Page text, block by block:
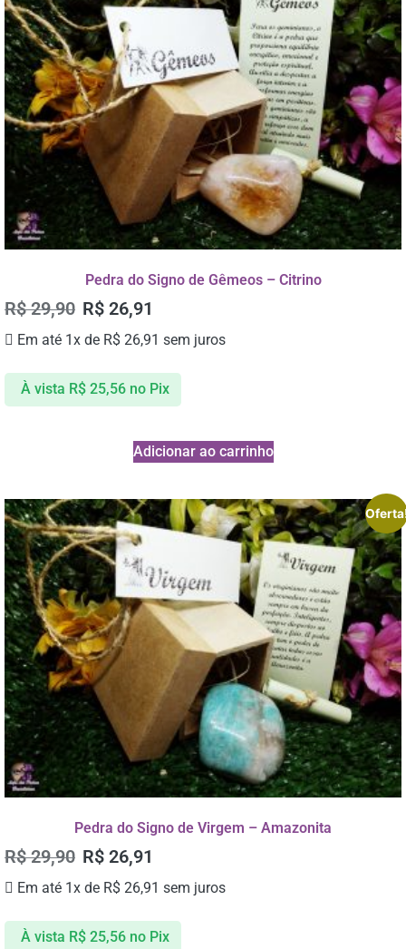
Pedra do Signo de Gêmeos – Citrino
R$29,90 R$ 26,91
Em até 1x de R$ 26,91 sem juros
À vista R$25,56 no Pix
Adicionar ao carrinho
Pedra do Signo de Virgem – Amazonita
R$29,90 R$ 26,91
Em até 1x de R$ 26,91 sem juros
À vista R$25,56 no Pix